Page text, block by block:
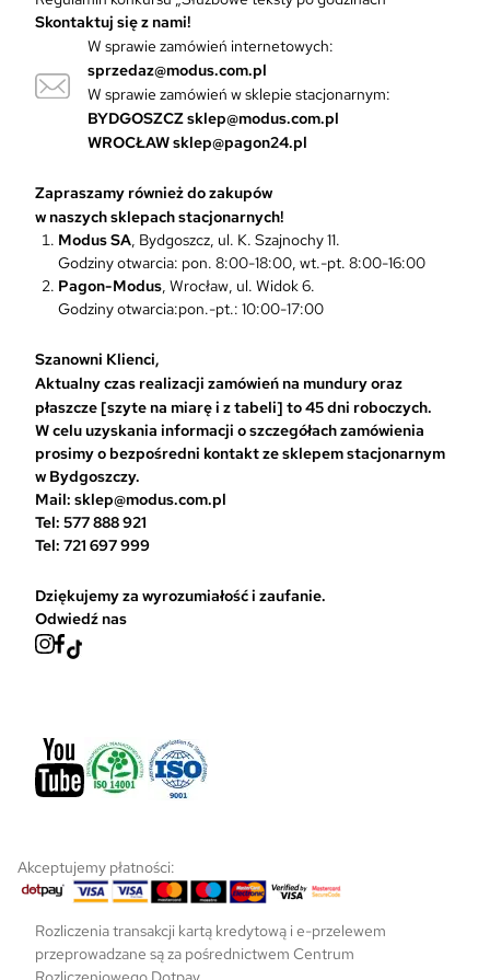
Skontaktuj się z nami!
W sprawie zamówień internetowych:
sprzedaz@modus.com.pl
W sprawie zamówień w sklepie stacjonarnym:
BYDGOSZCZsklep@modus.com.pl
WROCŁAWsklep@pagon24.pl
Zapraszamy również do zakupów
w naszych sklepach stacjonarnych!
Modus SA , Bydgoszcz, ul. K. Szajnochy 11.
Godziny otwarcia: pon. 8:00-18:00, wt.-pt. 8:00-16:00
Pagon-Modus , Wrocław, ul. Widok 6.
Godziny otwarcia:pon.-pt.: 10:00-17:00
Szanowni Klienci,
Aktualny czas realizacji zamówień na mundury oraz
płaszcze [szyte na miarę i z tabeli] to 45 dni roboczych.
W celu uzyskania informacji o szczegółach zamówienia
prosimy o bezpośredni kontakt ze sklepem stacjonarnym
w Bydgoszczy.
Mail: sklep@modus.com.pl
Tel: 577 888 921
Tel: 721 697 999
Dziękujemy za wyrozumiałość i zaufanie.
Odwiedź nas
Akceptujemy płatności:
Rozliczenia transakcji kartą kredytową i e-przelewem
przeprowadzane są za pośrednictwem Centrum